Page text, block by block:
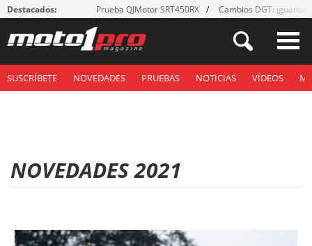
Destacados: Prueba QJMotor SRT450RX Cambios DGT: ¡guantes!
SUSCRÍBETE NOVEDADES PRUEBAS NOTICIAS VÍDEOS
NOVEDADES 2021